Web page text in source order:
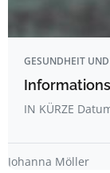
GESUNDHEIT
IN KÜRZE
Johanna Möller